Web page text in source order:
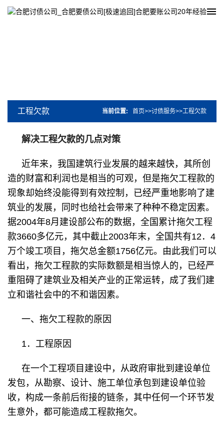
工程欠款 当前位置: 首页>>讨债服务>>工程欠款
解决工程欠款的几点对策
近年来，我国建筑行业发展的越来越快，其所创
造的财富和利润也是相当的可观，但是拖欠工程款的
现象却始终没能得到有效控制，已经严重地影响了建
筑业的发展，同时也给社会带来了种种不稳定因素。
据2004年8月建设部公布的数据，全国累计拖欠工程
款3660多亿元，其中截止2003年末，全国共有12．4
万个竣工项目，拖欠总金额1756亿元。由此我们可以
看出，拖欠工程款的实际数额是相当惊人的，已经严
重阻碍了建筑业及相关产业的正常运转，成了我们建
立和谐社会中的不和谐因素。
一、拖欠工程款的原因
1．工程原因
在一个工程项目建设中，从政府审批到建设单位
发包，从勘察、设计、施工单位承包到建设单位验
收，构成一条前后衔接的链条，其中任何一个环节发
生意外，都可能造成工程款拖欠。